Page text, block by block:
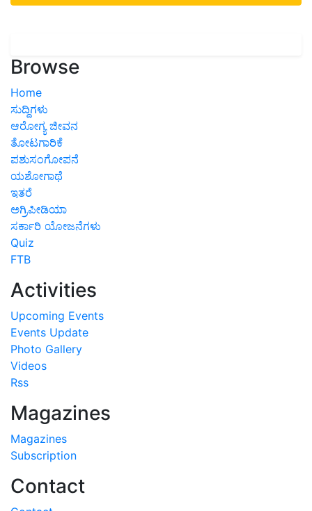
Browse
Home
ಸುದ್ದಿಗಳು
ಆರೋಗ್ಯ ಜೀವನ
ತೋಟಗಾರಿಕೆ
ಪಶುಸಂಗೋಪನೆ
ಯಶೋಗಾಥೆ
ಇತರೆ
ಅಗ್ರಿಪೀಡಿಯಾ
ಸರ್ಕಾರಿ ಯೋಜನೆಗಳು
Quiz
FTB
Activities
Upcoming Events
Events Update
Photo Gallery
Videos
Rss
Magazines
Magazines
Subscription
Contact